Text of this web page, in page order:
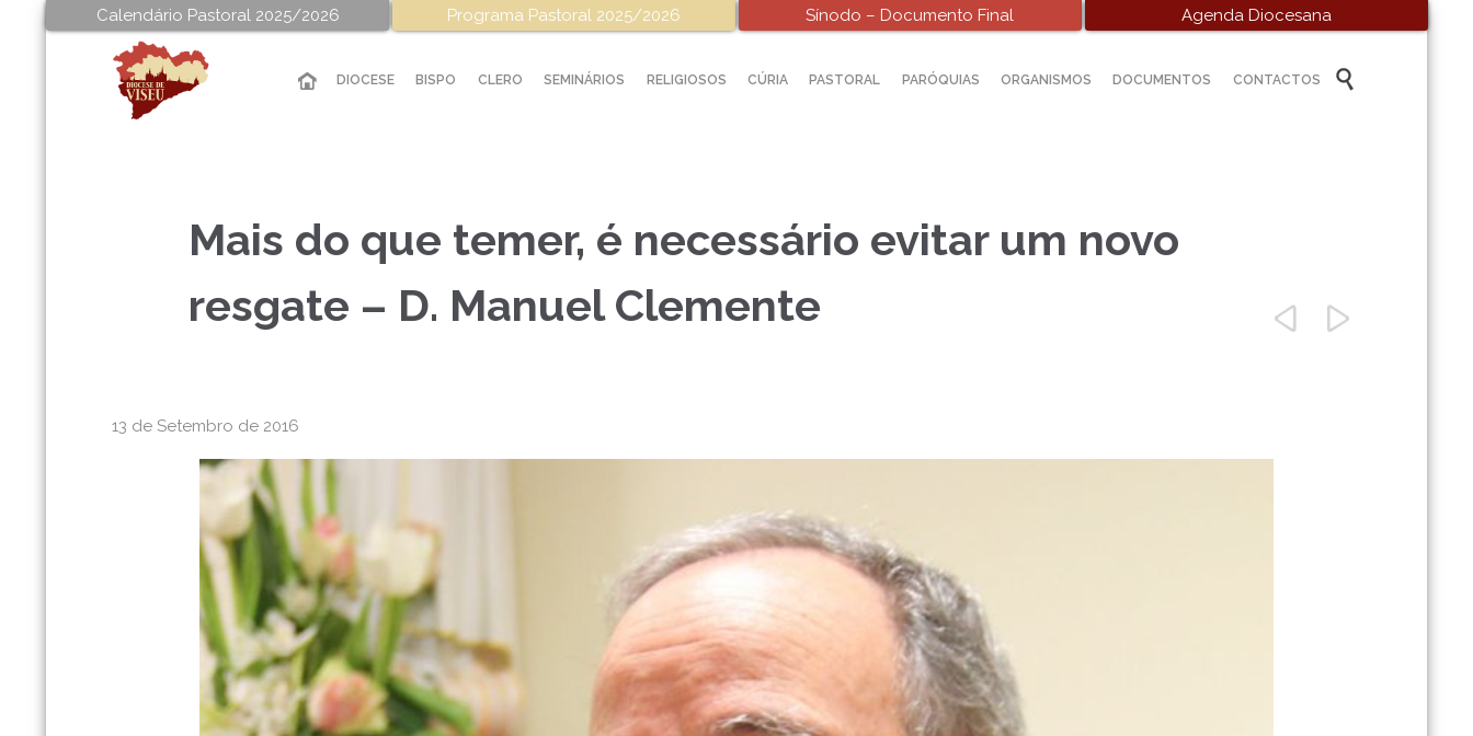
Calendário Pastoral 2025/2026 Programa Pastoral 2025/2026 Sínodo – Documento Final Agenda Diocesana
Skip
to
DIOCESE BISPO CLERO SEMINÁRIOS RELIGIOSOS CÚRIA PASTORAL PARÓQUIAS ORGANISMOS DOCUMENTOS CONTACTOS 
Mais do que temer, é necessário evitar um novo
resgate – D. Manuel Clemente
 
13 de Setembro de 2016